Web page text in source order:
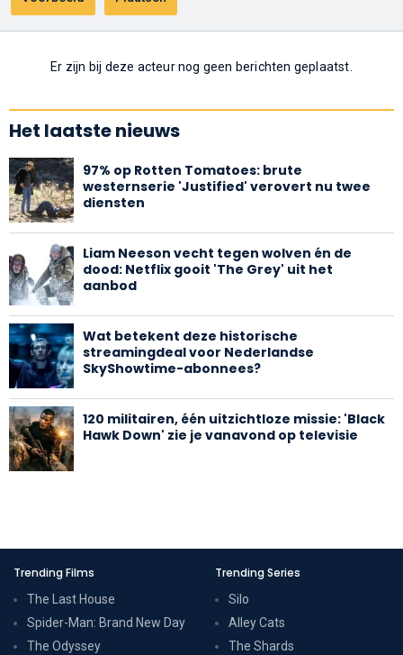
Er zijn bij deze acteur nog geen berichten geplaatst.
Het laatste nieuws
97% op Rotten Tomatoes: brute
westernserie 'Justified' verovert nu twee
diensten
Liam Neeson vecht tegen wolven én de
dood: Netflix gooit 'The Grey' uit het
aanbod
Wat betekent deze historische
streamingdeal voor Nederlandse
SkyShowtime-abonnees?
120 militairen, één uitzichtloze missie: 'Black
Hawk Down' zie je vanavond op televisie
Trending Films
The Last House
Spider-Man: Brand New Day
The Odyssey
Trending Series
Silo
Alley Cats
The Shards